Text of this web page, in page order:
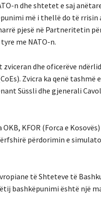
n dhe shtetet e saj
më i thellë do të
pjesë në Partneritetin
me NATO-n.
dhe oficerëve
Zvicra ka qenë tashmë
Süssli dhe gjenerali
KFOR (Forca e Kosovës)
përdorimin e
të Shteteve të
bashkëpunimi është një